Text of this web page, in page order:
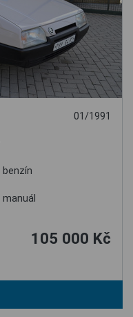
01/1991
benzín
manuál
105 000 Kč